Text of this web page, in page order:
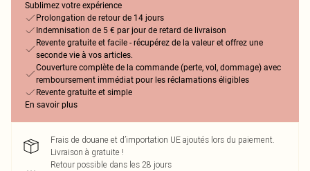
Sublimez votre expérience
Prolongation de retour de 14 jours
Indemnisation de 5 € par jour de retard de livraison
Revente gratuite et facile - récupérez de la valeur et offrez une
seconde vie à vos articles.
Couverture complète de la commande (perte, vol, dommage) avec
remboursement immédiat pour les réclamations éligibles
Revente gratuite et simple
En savoir plus
Frais de douane et d’importation UE ajoutés lors du paiement.
Livraison à gratuite !
Retour possible dans les 28 jours